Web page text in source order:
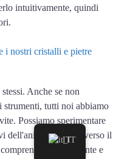
intuitivamente, quindi
i nostri cristalli e pietre
Anche se non
strumenti, tutti noi abbiamo
Possiamo sperimentare
dell'anima solo attraverso il
pienamente e
IT